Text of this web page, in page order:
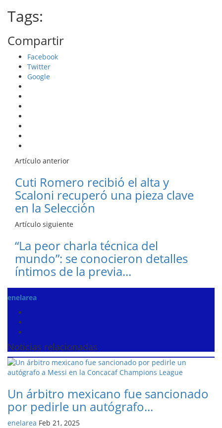
Tags:
Compartir
Facebook
Twitter
Google
Artículo anterior
Cuti Romero recibió el alta y
Scaloni recuperó una pieza clave
en la Selección
Artículo siguiente
“La peor charla técnica del
mundo”: se conocieron detalles
íntimos de la previa...
enelarea
Noticias relacionadas
Un árbitro mexicano fue sancionado
por pedirle un autógrafo...
enelarea Feb 21, 2025